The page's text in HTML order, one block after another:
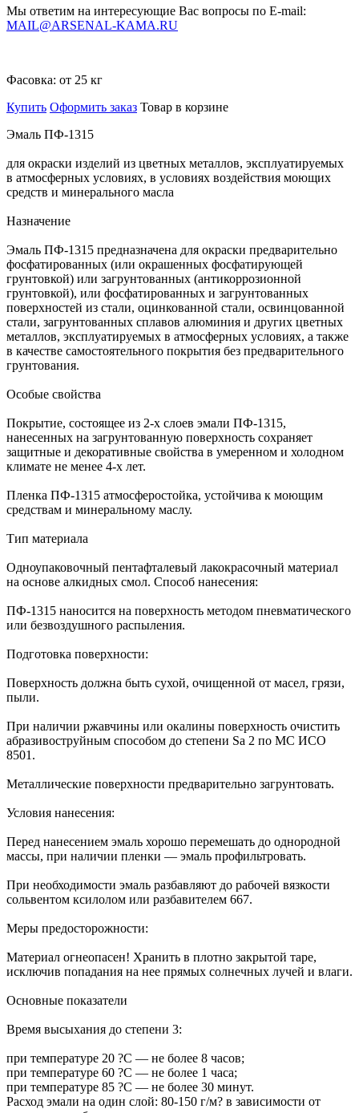
Мы ответим на интересующие Вас вопросы по E-mail:
MAIL@ARSENAL-KAMA.RU
Фасовка: от 25 кг
Купить Оформить заказ Товар в корзине
Эмаль ПФ-1315
для окраски изделий из цветных металлов, эксплуатируемых
в атмосферных условиях, в условиях воздействия моющих
средств и минерального масла
Назначение
Эмаль ПФ-1315 предназначена для окраски предварительно
фосфатированных (или окрашенных фосфатирующей
грунтовкой) или загрунтованных (антикоррозионной
грунтовкой), или фосфатированных и загрунтованных
поверхностей из стали, оцинкованной стали, освинцованной
стали, загрунтованных сплавов алюминия и других цветных
металлов, эксплуатируемых в атмосферных условиях, а также
в качестве самостоятельного покрытия без предварительного
грунтования.
Особые свойства
Покрытие, состоящее из 2-х слоев эмали ПФ-1315,
нанесенных на загрунтованную поверхность сохраняет
защитные и декоративные свойства в умеренном и холодном
климате не менее 4-х лет.
Пленка ПФ-1315 атмосферостойка, устойчива к моющим
средствам и минеральному маслу.
Тип материала
Одноупаковочный пентафталевый лакокрасочный материал
на основе алкидных смол. Способ нанесения:
ПФ-1315 наносится на поверхность методом пневматического
или безвоздушного распыления.
Подготовка поверхности:
Поверхность должна быть сухой, очищенной от масел, грязи,
пыли.
При наличии ржавчины или окалины поверхность очистить
абразивоструйным способом до степени Sа 2 по МС ИСО
8501.
Металлические поверхности предварительно загрунтовать.
Условия нанесения:
Перед нанесением эмаль хорошо перемешать до однородной
массы, при наличии пленки — эмаль профильтровать.
При необходимости эмаль разбавляют до рабочей вязкости
сольвентом ксилолом или разбавителем 667.
Меры предосторожности:
Материал огнеопасен! Хранить в плотно закрытой таре,
исключив попадания на нее прямых солнечных лучей и влаги.
Основные показатели
Время высыхания до степени 3:
при температуре 20 ?С — не более 8 часов;
при температуре 60 ?С — не более 1 часа;
при температуре 85 ?С — не более 30 минут.
Расход эмали на один слой: 80-150 г/м? в зависимости от